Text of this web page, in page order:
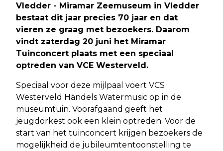
Vledder - Miramar Zeemuseum in Vledder
bestaat dit jaar precies 70 jaar en dat
vieren ze graag met bezoekers. Daarom
vindt zaterdag 20 juni het Miramar
Tuinconcert plaats met een speciaal
optreden van VCE Westerveld.
Speciaal voor deze mijlpaal voert VCS
Westerveld Händels Watermusic op in de
museumtuin. Voorafgaand geeft het
jeugdorkest ook een klein optreden. Voor de
start van het tuinconcert krijgen bezoekers de
mogelijkheid de jubileumtentoonstelling te